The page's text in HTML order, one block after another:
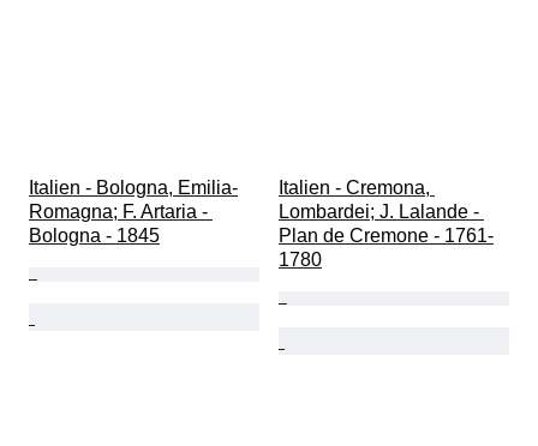
Italien - Bologna, Emilia-
Romagna; F. Artaria -
Bologna - 1845
Italien - Cremona,
Lombardei; J. Lalande -
Plan de Cremone - 1761-
1780